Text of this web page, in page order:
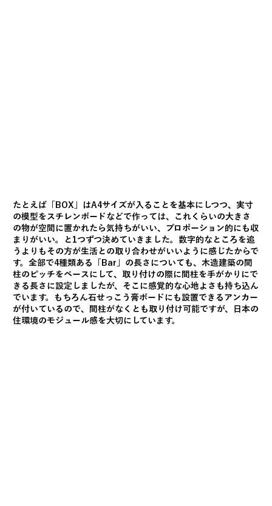
たとえば「BOX」はA4サイズが入ることを基本にしつつ、実寸
の模型をスチレンボードなどで作っては、これくらいの大きさ
の物が空間に置かれたら気持ちがいい、プロポーション的にも収
まりがいい。と1つずつ決めていきました。数字的なところを追
うよりもその方が生活との取り合わせがいいように感じたからで
す。全部で4種類ある「Bar」の長さについても、木造建築の間
柱のピッチをベースにして、取り付けの際に間柱を手がかりにで
きる長さに設定しましたが、そこに感覚的な心地よさも持ち込ん
でいます。もちろん石せっこう膏ボードにも設置できるアンカー
が付いているので、間柱がなくとも取り付け可能ですが、日本の
住環境のモジュール感を大切にしています。